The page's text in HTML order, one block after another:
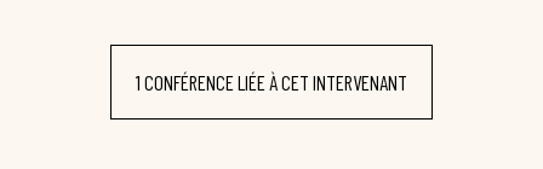
1 CONFÉRENCE LIÉE À CET INTERVENANT